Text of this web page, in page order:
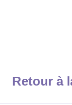
Retour à